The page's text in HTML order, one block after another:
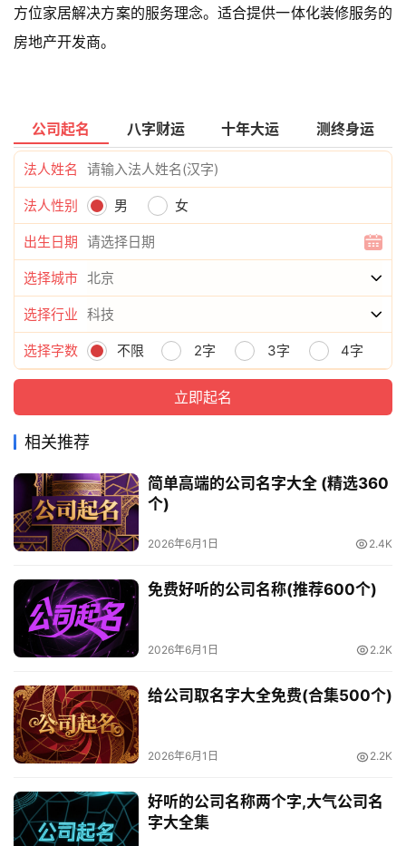
方位家居解决方案的服务理念。适合提供一体化装修服务的
房地产开发商。
公司起名 八字财运 十年大运 测终身运
法人姓名
法人性别 男 女
出生日期
选择城市
选择行业
选择字数 不限 2字 3字 4字
相关推荐
简单高端的公司名字大全 (精选360
个)
2026年6月1日 2.4K
免费好听的公司名称(推荐600个)
2026年6月1日 2.2K
给公司取名字大全免费(合集500个)
2026年6月1日 2.2K
好听的公司名称两个字,大气公司名
字大全集